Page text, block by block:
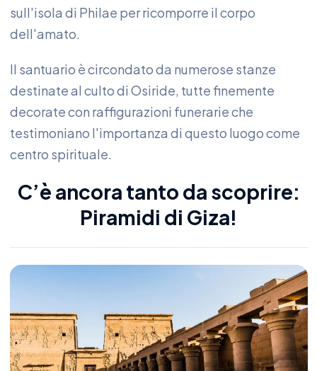
sull'isola di Philae per ricomporre il corpo
dell'amato.
Il santuario è circondato da numerose stanze
destinate al culto di Osiride, tutte finemente
decorate con raffigurazioni funerarie che
testimoniano l'importanza di questo luogo come
centro spirituale.
C’è ancora tanto da scoprire:
Piramidi di Giza!